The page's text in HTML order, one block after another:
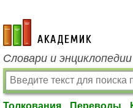
academic.ru
Словари и
Толкования Переводы